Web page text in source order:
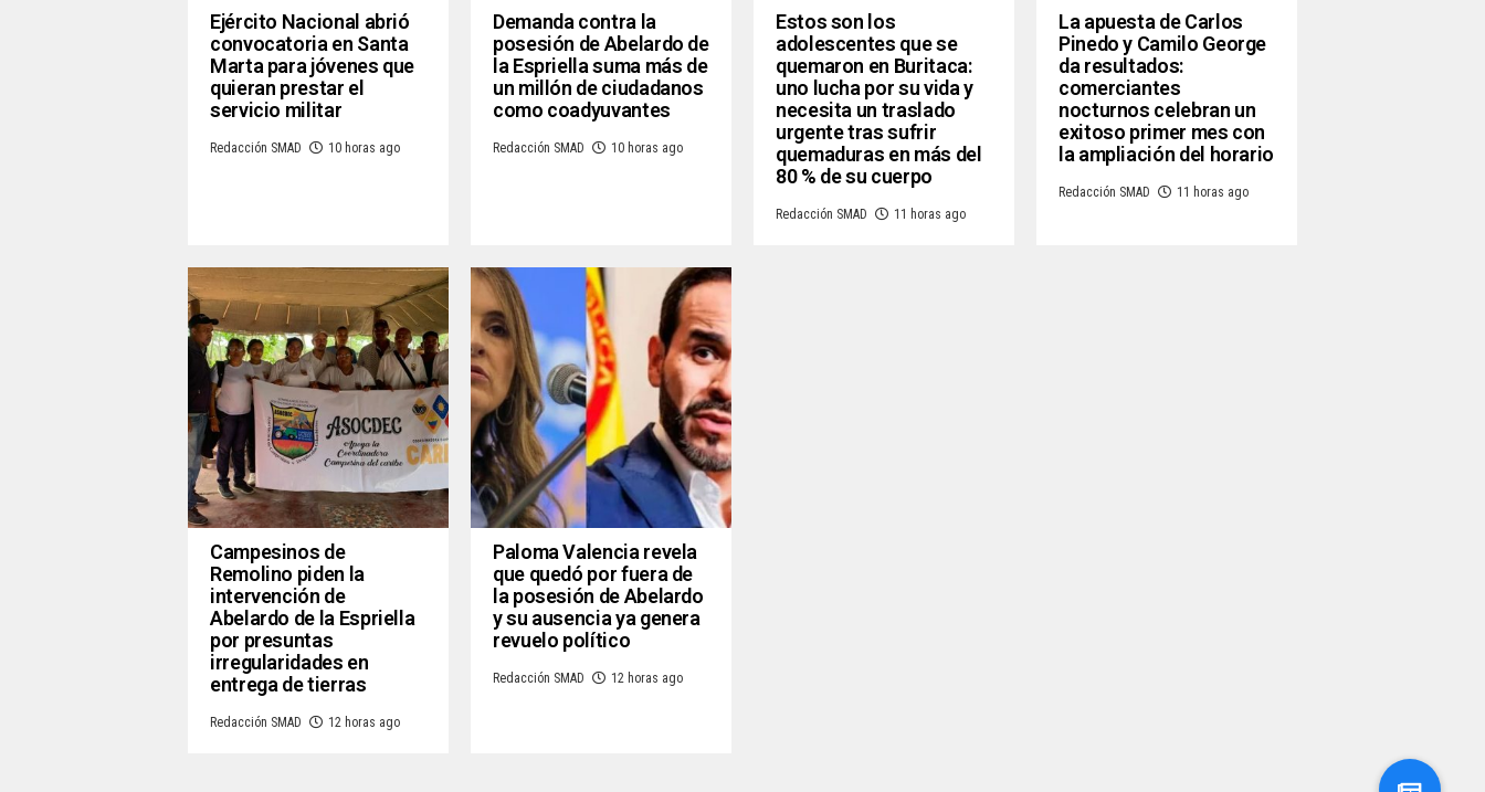
Ejército Nacional abrió
convocatoria en Santa
Marta para jóvenes que
quieran prestar el
servicio militar
Redacción SMAD 10 horas ago
Demanda contra la
posesión de Abelardo de
la Espriella suma más de
un millón de ciudadanos
como coadyuvantes
Redacción SMAD 10 horas ago
Estos son los
adolescentes que se
quemaron en Buritaca:
uno lucha por su vida y
necesita un traslado
urgente tras sufrir
quemaduras en más del
80 % de su cuerpo
Redacción SMAD 11 horas ago
La apuesta de Carlos
Pinedo y Camilo George
da resultados:
comerciantes
nocturnos celebran un
exitoso primer mes con
la ampliación del horario
Redacción SMAD 11 horas ago
Campesinos de
Remolino piden la
intervención de
Abelardo de la Espriella
por presuntas
irregularidades en
entrega de tierras
Redacción SMAD 12 horas ago
Paloma Valencia revela
que quedó por fuera de
la posesión de Abelardo
y su ausencia ya genera
revuelo político
Redacción SMAD 12 horas ago